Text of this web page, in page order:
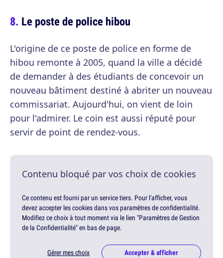
Le poste de police hibou
L'origine de ce poste de police en forme de
hibou remonte à 2005, quand la ville a décidé
de demander à des étudiants de concevoir un
nouveau bâtiment destiné à abriter un nouveau
commissariat. Aujourd'hui, on vient de loin
pour l'admirer. Le coin est aussi réputé pour
servir de point de rendez-vous.
Contenu bloqué par vos choix de cookies
Ce contenu est fourni par un service tiers. Pour l'afficher, vous
devez accepter les cookies dans vos paramètres de confidentialité.
Modifiez ce choix à tout moment via le lien "Paramètres de Gestion
de la Confidentialité" en bas de page.
Gérer mes choix Accepter & afficher